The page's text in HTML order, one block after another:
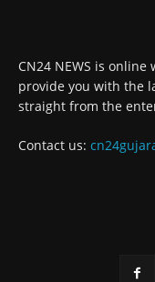
CN24 NEWS is
provide you with the
straight from the
Contact us: